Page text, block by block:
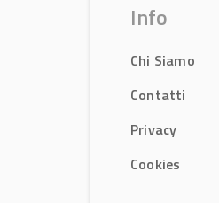
Info
Chi Siamo
Contatti
Privacy
Cookies